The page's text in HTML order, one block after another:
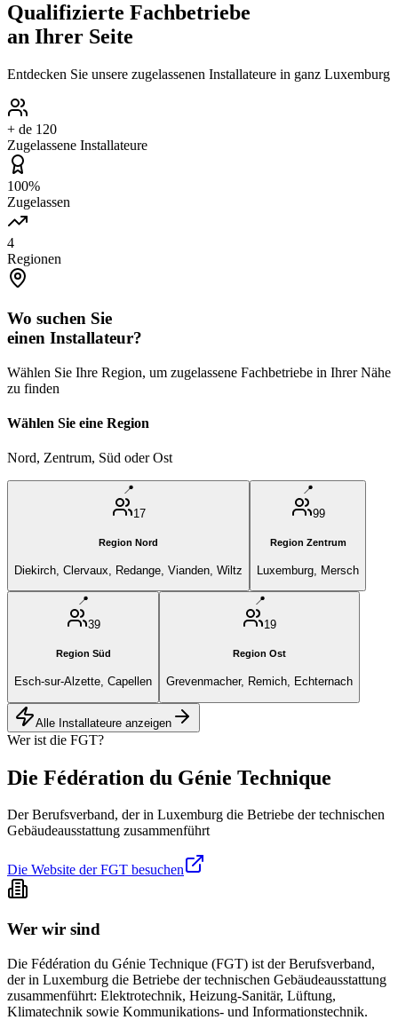
Qualifizierte Fachbetriebe
an Ihrer Seite
Entdecken Sie unsere zugelassenen Installateure in ganz Luxemburg
+ de 120
Zugelassene Installateure
100%
Zugelassen
4
Regionen
Wo suchen Sie
einen Installateur?
Wählen Sie Ihre Region, um zugelassene Fachbetriebe in Ihrer Nähe
zu finden
Wählen Sie eine Region
Nord, Zentrum, Süd oder Ost
📍
17
Region Nord
Diekirch, Clervaux, Redange, Vianden, Wiltz
📍
99
Region Zentrum
Luxemburg, Mersch
📍
39
Region Süd
Esch-sur-Alzette, Capellen
📍
19
Region Ost
Grevenmacher, Remich, Echternach
Alle Installateure anzeigen
Wer ist die FGT?
Die Fédération du Génie Technique
Der Berufsverband, der in Luxemburg die Betriebe der technischen
Gebäudeausstattung zusammenführt
Die Website der FGT besuchen
Wer wir sind
Die Fédération du Génie Technique (FGT) ist der Berufsverband,
der in Luxemburg die Betriebe der technischen Gebäudeausstattung
zusammenführt: Elektrotechnik, Heizung-Sanitär, Lüftung,
Klimatechnik sowie Kommunikations- und Informationstechnik.